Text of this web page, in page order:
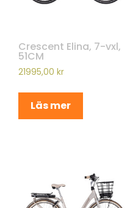
Crescent Elina, 7-vxl,
51CM
21995,00 kr
Läs mer